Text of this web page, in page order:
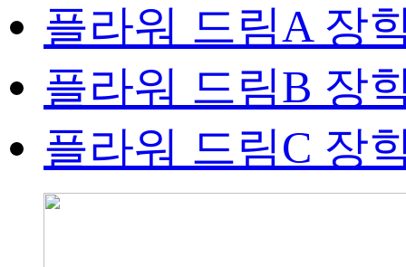
플라워 드림A 장
플라워 드림B 장
플라워 드림C 장